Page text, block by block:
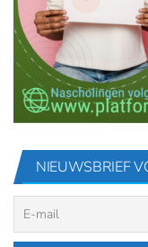
NIEUWSBRIEF